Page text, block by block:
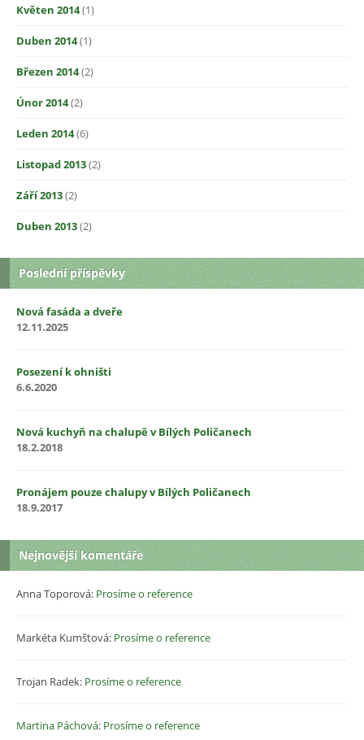
Květen 2014(1)
Duben 2014(1)
Březen 2014(2)
Únor 2014(2)
Leden 2014(6)
Listopad 2013(2)
Září 2013(2)
Duben 2013(2)
Poslední příspěvky
Nová fasáda a dveře
12.11.2025
Posezení k ohništi
6.6.2020
Nová kuchyň na chalupě v Bílých Poličanech
18.2.2018
Pronájem pouze chalupy v Bílých Poličanech
18.9.2017
Nejnovější komentáře
Anna Toporová: Prosíme o reference
Markéta Kumštová: Prosíme o reference
Trojan Radek: Prosíme o reference
Martina Páchová: Prosíme o reference